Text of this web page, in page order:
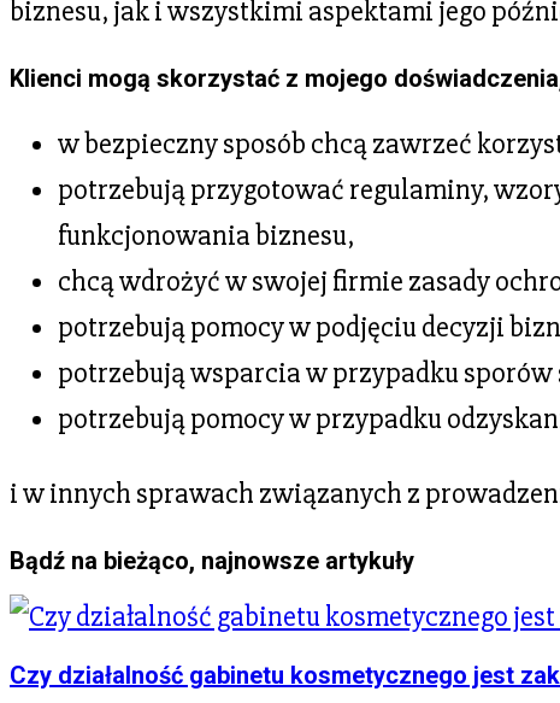
biznesu, jak i wszystkimi aspektami jego
Klienci mogą skorzystać z mojego
w bezpieczny sposób chcą zawrzeć
potrzebują przygotować regulaminy,
funkcjonowania biznesu,
chcą wdrożyć w swojej firmie zasady
potrzebują pomocy w podjęciu decyzji
potrzebują wsparcia w przypadku
potrzebują pomocy w przypadku
i w innych sprawach związanych z
Bądź na bieżąco, najnowsze artykuły
Czy działalność gabinetu kosmetycznego jest